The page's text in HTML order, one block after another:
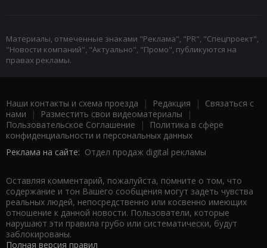
Материалы, отмеченные знаками "Реклама", "PR", "Спецпроект",
"Новости компаний", "Актуально", "Промо", публикуются на
правах рекламы.
Наши контакты и схема проезда | Редакция | Связаться с
нами | Разместить свои видеоматериалы |
Пользовательское Соглашение |
Политика в сфере
конфиденциальности и персональных данных
Реклама на сайте: Отдел продаж digital рекламы
Оставляя комментарий, пожалуйста, помните о том, что
содержание и тон Вашего сообщения могут задеть чувства
реальных людей, непосредственно или косвенно имеющих
отношение к данной новости. Пользователи, которые
нарушают эти правила грубо или систематически, будут
заблокированы.
Полная версия правил